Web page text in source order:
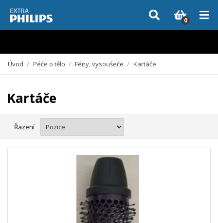
Vzhledem k aktuální situaci se může dodání dílů, které nejsou skladem,
zpozdit. Děkujeme za pochopení.
0
Úvod / Péče o tělo / Fény, vysoušeče / Kartáče
Kartáče
Řazení